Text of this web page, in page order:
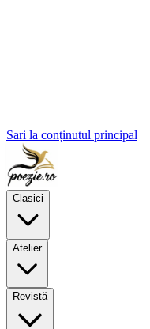
Sari la conținutul principal
Clasici
Atelier
Revistă